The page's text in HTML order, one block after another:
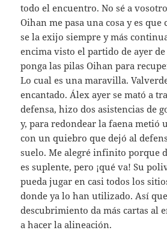
todo el encuentro. No sé a
Oihan me pasa una cosa y es que
se la exijo siempre y más
encima visto el partido de ayer
ponga las pilas Oihan para
Lo cual es una maravilla.
encantado. Álex ayer se mató a
defensa, hizo dos asistencias de
y, para redondear la faena metió
con un quiebro que dejó al
suelo. Me alegré infinito porque
es suplente, pero ¡qué va! Su
pueda jugar en casi todos los
donde ya lo han utilizado. Así
descubrimiento da más cartas al
a hacer la alineación.